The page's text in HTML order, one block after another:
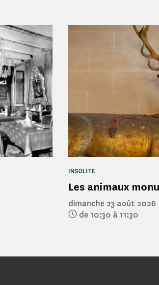
Les animaux
INSOLITE
dimanche 23 août 2026
de 10:30 à 11:30